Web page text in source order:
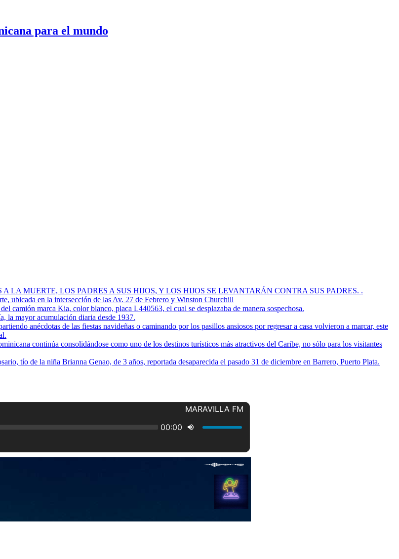
para el mundo
LA MUERTE, LOS PADRES A SUS HIJOS, Y LOS HIJOS SE LEVANTARÁN CONTRA SUS PADRES. .
ubicada en la intersección de las Av. 27 de Febrero y Winston Churchill
camión marca Kia, color blanco, placa L440563, el cual se desplazaba de manera sospechosa.
la mayor acumulación diaria desde 1937.
anécdotas de las fiestas navideñas o caminando por los pasillos ansiosos por regresar a casa volvieron a marcar, este
continúa consolidándose como uno de los destinos turísticos más atractivos del Caribe, no sólo para los visitantes
tío de la niña Brianna Genao, de 3 años, reportada desaparecida el pasado 31 de diciembre en Barrero, Puerto Plata.